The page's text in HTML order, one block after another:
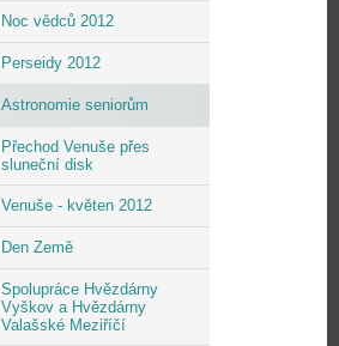
Noc vědců 2012
Perseidy 2012
Astronomie seniorům
Přechod Venuše přes
sluneční disk
Venuše - květen 2012
Den Země
Spolupráce Hvězdárny
Vyškov a Hvězdárny
Valašské Meziříčí